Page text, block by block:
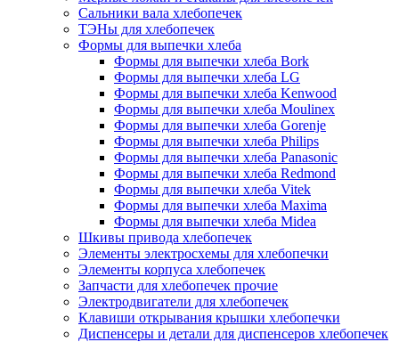
Сальники вала хлебопечек
ТЭНы для хлебопечек
Формы для выпечки хлеба
Формы для выпечки хлеба Bork
Формы для выпечки хлеба LG
Формы для выпечки хлеба Kenwood
Формы для выпечки хлеба Moulinex
Формы для выпечки хлеба Gorenje
Формы для выпечки хлеба Philips
Формы для выпечки хлеба Panasonic
Формы для выпечки хлеба Redmond
Формы для выпечки хлеба Vitek
Формы для выпечки хлеба Maxima
Формы для выпечки хлеба Midea
Шкивы привода хлебопечек
Элементы электросхемы для хлебопечки
Элементы корпуса хлебопечек
Запчасти для хлебопечек прочие
Электродвигатели для хлебопечек
Клавиши открывания крышки хлебопечки
Диспенсеры и детали для диспенсеров хлебопечек